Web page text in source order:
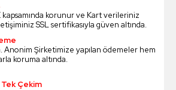
korunur ve Kart verileriniz
SSL sertifikasıyla güven altında.
Anonim Şirketimize yapılan ödemeler hem
koruma altında.
Çekim